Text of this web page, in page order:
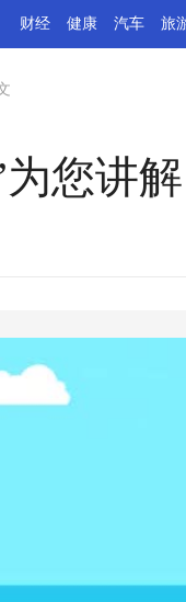
财经 健康 汽车 旅
为您讲